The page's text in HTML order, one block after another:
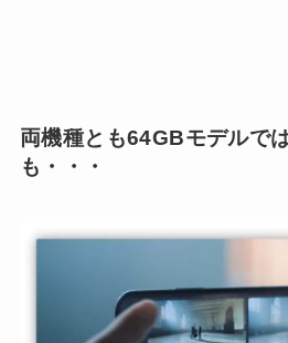
両機種とも64GBモデルで
も・・・